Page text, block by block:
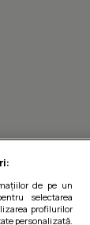
de pe un
selectarea
profilurilor
personalizată.